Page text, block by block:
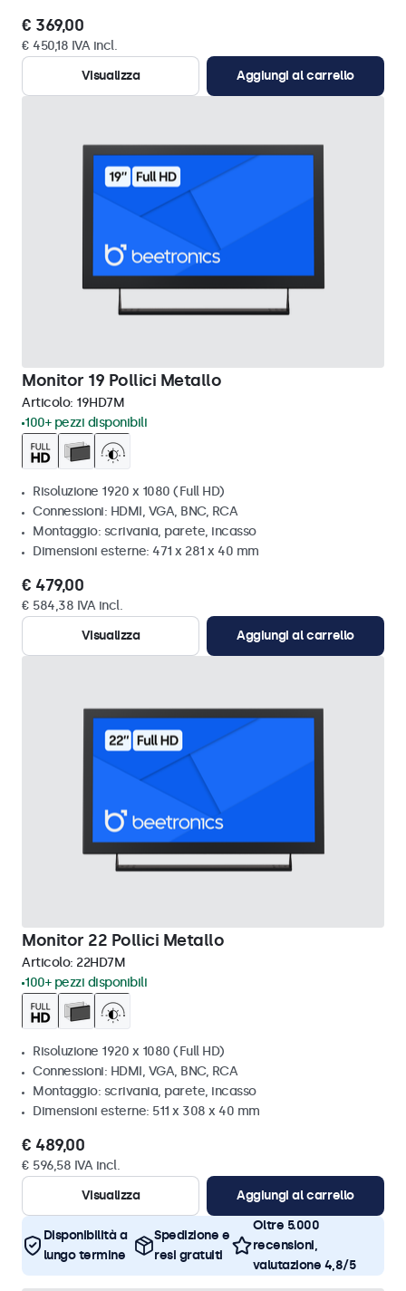
€ 369,00
€ 450,18 IVA incl.
Visualizza
Aggiungi al carrello
Monitor 19 Pollici Metallo
Articolo: 19HD7M
100+ pezzi disponibili
Risoluzione 1920 x 1080 (Full HD)
Connessioni: HDMI, VGA, BNC, RCA
Montaggio: scrivania, parete, incasso
Dimensioni esterne: 471 x 281 x 40 mm
€ 479,00
€ 584,38 IVA incl.
Visualizza
Aggiungi al carrello
Monitor 22 Pollici Metallo
Articolo: 22HD7M
100+ pezzi disponibili
Risoluzione 1920 x 1080 (Full HD)
Connessioni: HDMI, VGA, BNC, RCA
Montaggio: scrivania, parete, incasso
Dimensioni esterne: 511 x 308 x 40 mm
€ 489,00
€ 596,58 IVA incl.
Visualizza
Aggiungi al carrello
Disponibilità a
lungo termine
Spedizione e
resi gratuiti
Oltre 5.000
recensioni,
valutazione 4,8/5